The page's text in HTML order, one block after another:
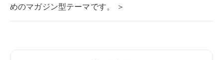
めのマガジン型テーマです。 ＞